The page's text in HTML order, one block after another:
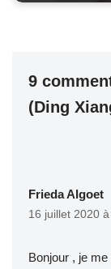
9
(Ding
Frieda Algoet
16 juillet 2020
Bonjour , je